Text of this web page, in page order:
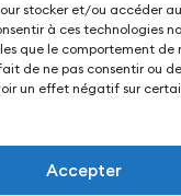
stocker et/ou accéder
à ces technologies
que le comportement de
de ne pas consentir ou
un effet négatif sur
Accepter
conforme